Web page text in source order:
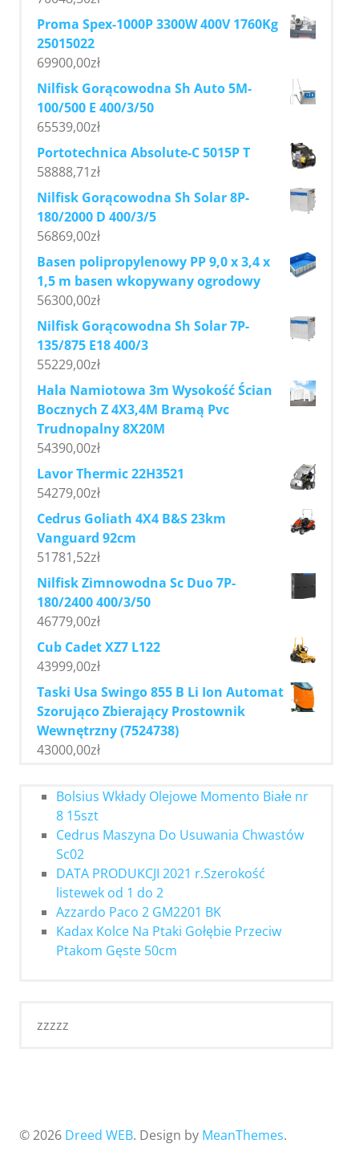
Proma Spex-1000P 3300W 400V 1760Kg
25015022
69900,00zł
Nilfisk Gorącowodna Sh Auto 5M-
100/500 E 400/3/50
65539,00zł
Portotechnica Absolute-C 5015P T
58888,71zł
Nilfisk Gorącowodna Sh Solar 8P-
180/2000 D 400/3/5
56869,00zł
Basen polipropylenowy PP 9,0 x 3,4 x
1,5 m basen wkopywany ogrodowy
56300,00zł
Nilfisk Gorącowodna Sh Solar 7P-
135/875 E18 400/3
55229,00zł
Hala Namiotowa 3m Wysokość Ścian
Bocznych Z 4X3,4M Bramą Pvc
Trudnopalny 8X20M
54390,00zł
Lavor Thermic 22H3521
54279,00zł
Cedrus Goliath 4X4 B&S 23km
Vanguard 92cm
51781,52zł
Nilfisk Zimnowodna Sc Duo 7P-
180/2400 400/3/50
46779,00zł
Cub Cadet XZ7 L122
43999,00zł
Taski Usa Swingo 855 B Li Ion Automat
Szorująco Zbierający Prostownik
Wewnętrzny (7524738)
43000,00zł
Bolsius Wkłady Olejowe Momento Białe nr
8 15szt
Cedrus Maszyna Do Usuwania Chwastów
Sc02
DATA PRODUKCJI 2021 r.Szerokość
listewek od 1 do 2
Azzardo Paco 2 GM2201 BK
Kadax Kolce Na Ptaki Gołębie Przeciw
Ptakom Gęste 50cm
zzzzz
© 2026 Dreed WEB. Design by MeanThemes.